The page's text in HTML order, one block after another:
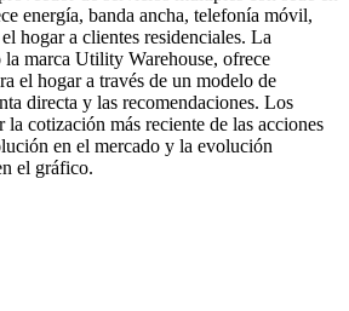
energía, banda ancha, telefonía móvil,
hogar a clientes residenciales. La
la marca Utility Warehouse, ofrece
el hogar a través de un modelo de
directa y las recomendaciones. Los
la cotización más reciente de las acciones
en el mercado y la evolución
el gráfico.